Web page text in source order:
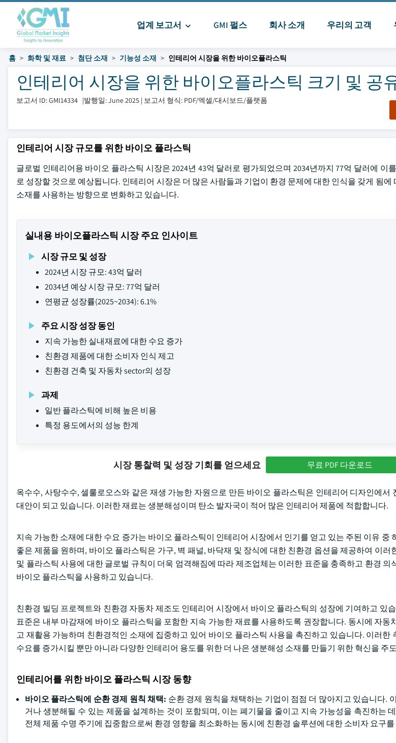
업계 보고서 GMI 펄스 회사 소개 우리의 고객
홈 화학 및 재료 첨단 소재 기능성 소재 인테리어 시장을 위한 바이오플라스틱
인테리어 시장을 위한 바이오플라스틱 크기 및 공
보고서 ID: GMI14334 |발행일: June 2025 | 보고서 형식: PDF/엑셀/대시보드/플랫폼
인테리어 시장 규모를 위한 바이오 플라스틱
글로벌 인테리어용 바이오 플라스틱 시장은 2024년 43억 달러로 평가되었으며 2034년까지 77억 달러에 이
로 성장할 것으로 예상됩니다. 인테리어 시장은 더 많은 사람들과 기업이 환경 문제에 대한 인식을 갖게 됨에
소재를 사용하는 방향으로 변화하고 있습니다.
실내용 바이오플라스틱 시장 주요 인사이트
시장 규모 및 성장
2024년 시장 규모: 43억 달러
2034년 예상 시장 규모: 77억 달러
연평균 성장률(2025~2034): 6.1%
주요 시장 성장 동인
지속 가능한 실내재료에 대한 수요 증가
친환경 제품에 대한 소비자 인식 제고
친환경 건축 및 자동차 sector의 성장
과제
일반 플라스틱에 비해 높은 비용
특정 용도에서의 성능 한계
시장 통찰력 및 성장 기회를 얻으세요 무료 PDF 다운로드
옥수수, 사탕수수, 셀룰로오스와 같은 재생 가능한 자원으로 만든 바이오 플라스틱은 인테리어 디자인에서
대안이 되고 있습니다. 이러한 재료는 생분해성이며 탄소 발자국이 적어 많은 인테리어 제품에 적합합니다.
지속 가능한 소재에 대한 수요 증가는 바이오 플라스틱이 인테리어 시장에서 인기를 얻고 있는 주된 이유 중
좋은 제품을 원하며, 바이오 플라스틱은 가구, 벽 패널, 바닥재 및 장식에 대한 친환경 옵션을 제공하여 이러
및 플라스틱 사용에 대한 글로벌 규칙이 더욱 엄격해짐에 따라 제조업체는 이러한 표준을 충족하고 환경 의
바이오 플라스틱을 사용하고 있습니다.
친환경 빌딩 프로젝트와 친환경 자동차 제조도 인테리어 시장에서 바이오 플라스틱의 성장에 기여하고 있
표준은 내부 마감재에 바이오 플라스틱을 포함한 지속 가능한 재료를 사용하도록 권장합니다. 동시에 자동
고 재활용 가능하며 친환경적인 소재에 집중하고 있어 바이오 플라스틱 사용을 촉진하고 있습니다. 이러한
수요를 증가시킬 뿐만 아니라 다양한 인테리어 용도를 위한 더 나은 생분해성 소재를 만들기 위한 혁신을 주
인테리어를 위한 바이오 플라스틱 시장 동향
바이오 플라스틱에 순환 경제 원칙 채택: 순환 경제 원칙을 채택하는 기업이 점점 더 많아지고 있습니다.
거나 생분해될 수 있는 제품을 설계하는 것이 포함되며, 이는 폐기물을 줄이고 지속 가능성을 촉진하는
전체 제품 수명 주기에 집중함으로써 환경 영향을 최소화하는 동시에 친환경 솔루션에 대한 소비자 요구